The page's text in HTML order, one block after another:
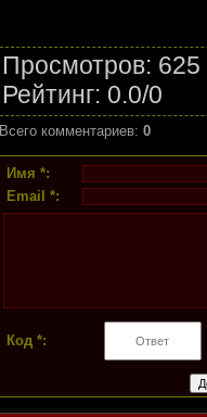
Просмотров:
Рейтинг: 0.0/0
Всего комментариев: 0
Имя *:
Email *:
Код *: